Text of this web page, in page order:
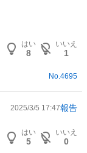
はい
8
いいえ
1
No.4695
2025/3/5 17:47報告
はい
5
いいえ
0